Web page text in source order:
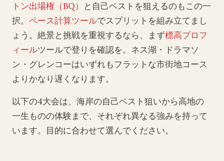
トン出場権（BQ）
と自己ベストを狙えるのもこの一
択。 ペース計算ツールでスプリットを組み立てまし
ょう。絶景と挑戦を重視するなら、まず標高プロフ
ィールツールで登りを確認を。ネス湖・ドラマソ
ン・グレンコーはいずれもフラットな市街地コース
よりかなり遅くなります。
以下の4大会は、海岸の自己ベスト狙いから高地の
一生ものの体験まで、それぞれ異なる強みを持って
います。目的に合わせて選んでください。